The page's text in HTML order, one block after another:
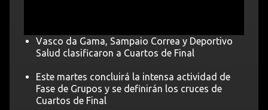
Vasco da Gama, Sampaio Correa y Deportivo
Salud clasificaron a Cuartos de Final
Este martes concluirá la intensa actividad de
Fase de Grupos y se definirán los cruces de
Cuartos de Final